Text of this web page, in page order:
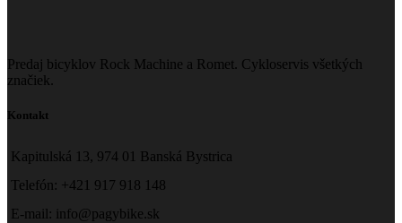
Predaj bicyklov Rock Machine a Romet. Cykloservis všetkých
značiek.
Kontakt
Kapitulská 13, 974 01 Banská Bystrica
Telefón: +421 917 918 148
E-mail: info@pagybike.sk